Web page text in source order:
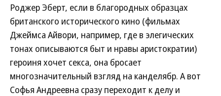
Роджер Эберт, если в благородных образцах
британского исторического кино (фильмах
Джеймса Айвори, например, где в элегических
тонах описываются быт и нравы аристократии)
героиня хочет секса, она бросает
многозначительный взгляд на канделябр. А вот
Софья Андреевна сразу переходит к делу и